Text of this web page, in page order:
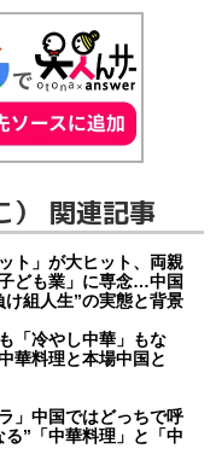
） 関連記事
ト」が大ヒット、両親
ども業」に専念…中国
組人生”の実態と背景
「冷やし中華」もな
華料理と本場中国と
」中国ではどっちで呼
”「中華料理」と「中